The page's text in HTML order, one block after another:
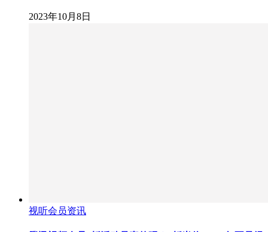
2023年10月8日
视听会员资讯